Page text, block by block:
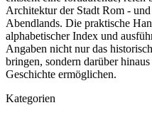
Architektur der Stadt Rom -
Abendlands. Die praktische
alphabetischer Index und
Angaben nicht nur das
bringen, sondern darüber
Geschichte ermöglichen.
Kategorien